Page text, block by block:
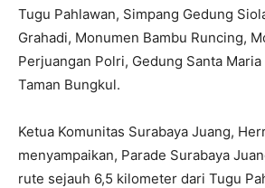
Tugu Pahlawan, Simpang Gedung
Grahadi, Monumen Bambu Runcing,
Perjuangan Polri, Gedung Santa
Taman Bungkul.
Ketua Komunitas Surabaya Juang,
menyampaikan, Parade Surabaya
rute sejauh 6,5 kilometer dari Tugu